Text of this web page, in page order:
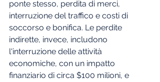
ponte stesso, perdita di merci,
interruzione del traffico e costi di
soccorso e bonifica. Le perdite
indirette, invece, includono
l'interruzione delle attività
economiche, con un impatto
finanziario di circa $100 milioni, e